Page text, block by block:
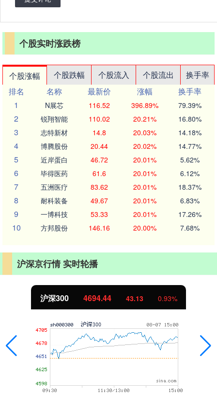
个股实时涨跌榜
个股涨幅 个股跌幅 个股流入 个股流出
换手率
排名
名称 最新价 涨幅
换手率
1
N展芯 116.52 396.89% 79.39%
2 锐翔智能 110.02 20.21% 16.80%
3 志特新材 14.8 20.03% 14.18%
4 博腾股份 20.44 20.02% 14.77%
5 近岸蛋白 46.72 20.01% 5.62%
6 毕得医药 61.6 20.01% 6.12%
7 五洲医疗 83.62 20.01% 18.37%
8 耐科装备 49.67 20.01% 6.83%
9 一博科技 53.33 20.01% 17.26%
10 方邦股份 146.16 20.00% 7.68%
沪深京行情 实时轮播
沪深300 4694.44 43.13 0.93%